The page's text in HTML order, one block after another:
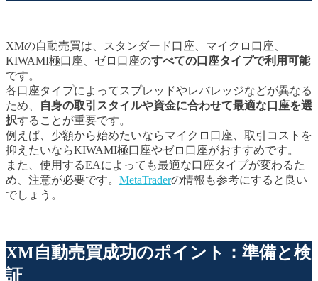
XMの自動売買は、スタンダード口座、マイクロ口座、
KIWAMI極口座、ゼロ口座のすべての口座タイプで利用可能
です。
各口座タイプによってスプレッドやレバレッジなどが異なる
ため、
自身の取引スタイルや資金に合わせて最適な口座を選
択することが重要です。
例えば、少額から始めたいならマイクロ口座、取引コストを
抑えたいならKIWAMI極口座やゼロ口座がおすすめです。
また、使用するEAによっても最適な口座タイプが変わるた
め、注意が必要です。 MetaTraderの情報も参考にすると良い
でしょう。
XM自動売買成功のポイント：準備と検
証